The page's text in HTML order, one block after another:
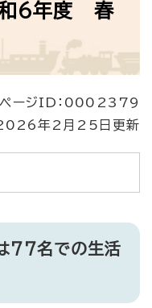
和6年度 春
ページID：0002379
2026年2月25日更新
77名での生活